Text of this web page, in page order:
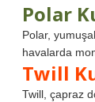
Polar
Polar,
havalarda
Twill
Twill, çapraz